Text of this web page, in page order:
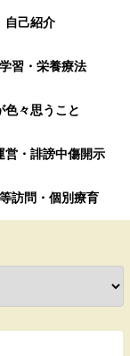
自己紹介
習・栄養療法
色々思うこと
営・誹謗中傷開示
訪問・個別療育